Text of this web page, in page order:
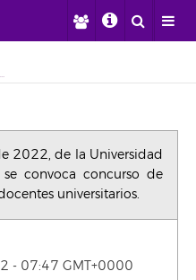
Resolución de 29 de abril de 2022, de la Universidad de La Laguna, por la que se convoca concurso de acceso a plazas de cuerpos docentes universitarios.
2022, de la Universidad
convoca concurso de
universitarios.
- 07:47 GMT+0000